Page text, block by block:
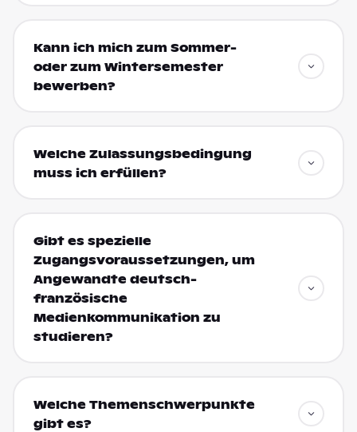
Kann ich mich zum Sommer-
oder zum Wintersemester
bewerben?
Welche Zulassungsbedingung
muss ich erfüllen?
Gibt es spezielle
Zugangsvoraussetzungen, um
Angewandte deutsch-
französische
Medienkommunikation zu
studieren?
Welche Themenschwerpunkte
gibt es?